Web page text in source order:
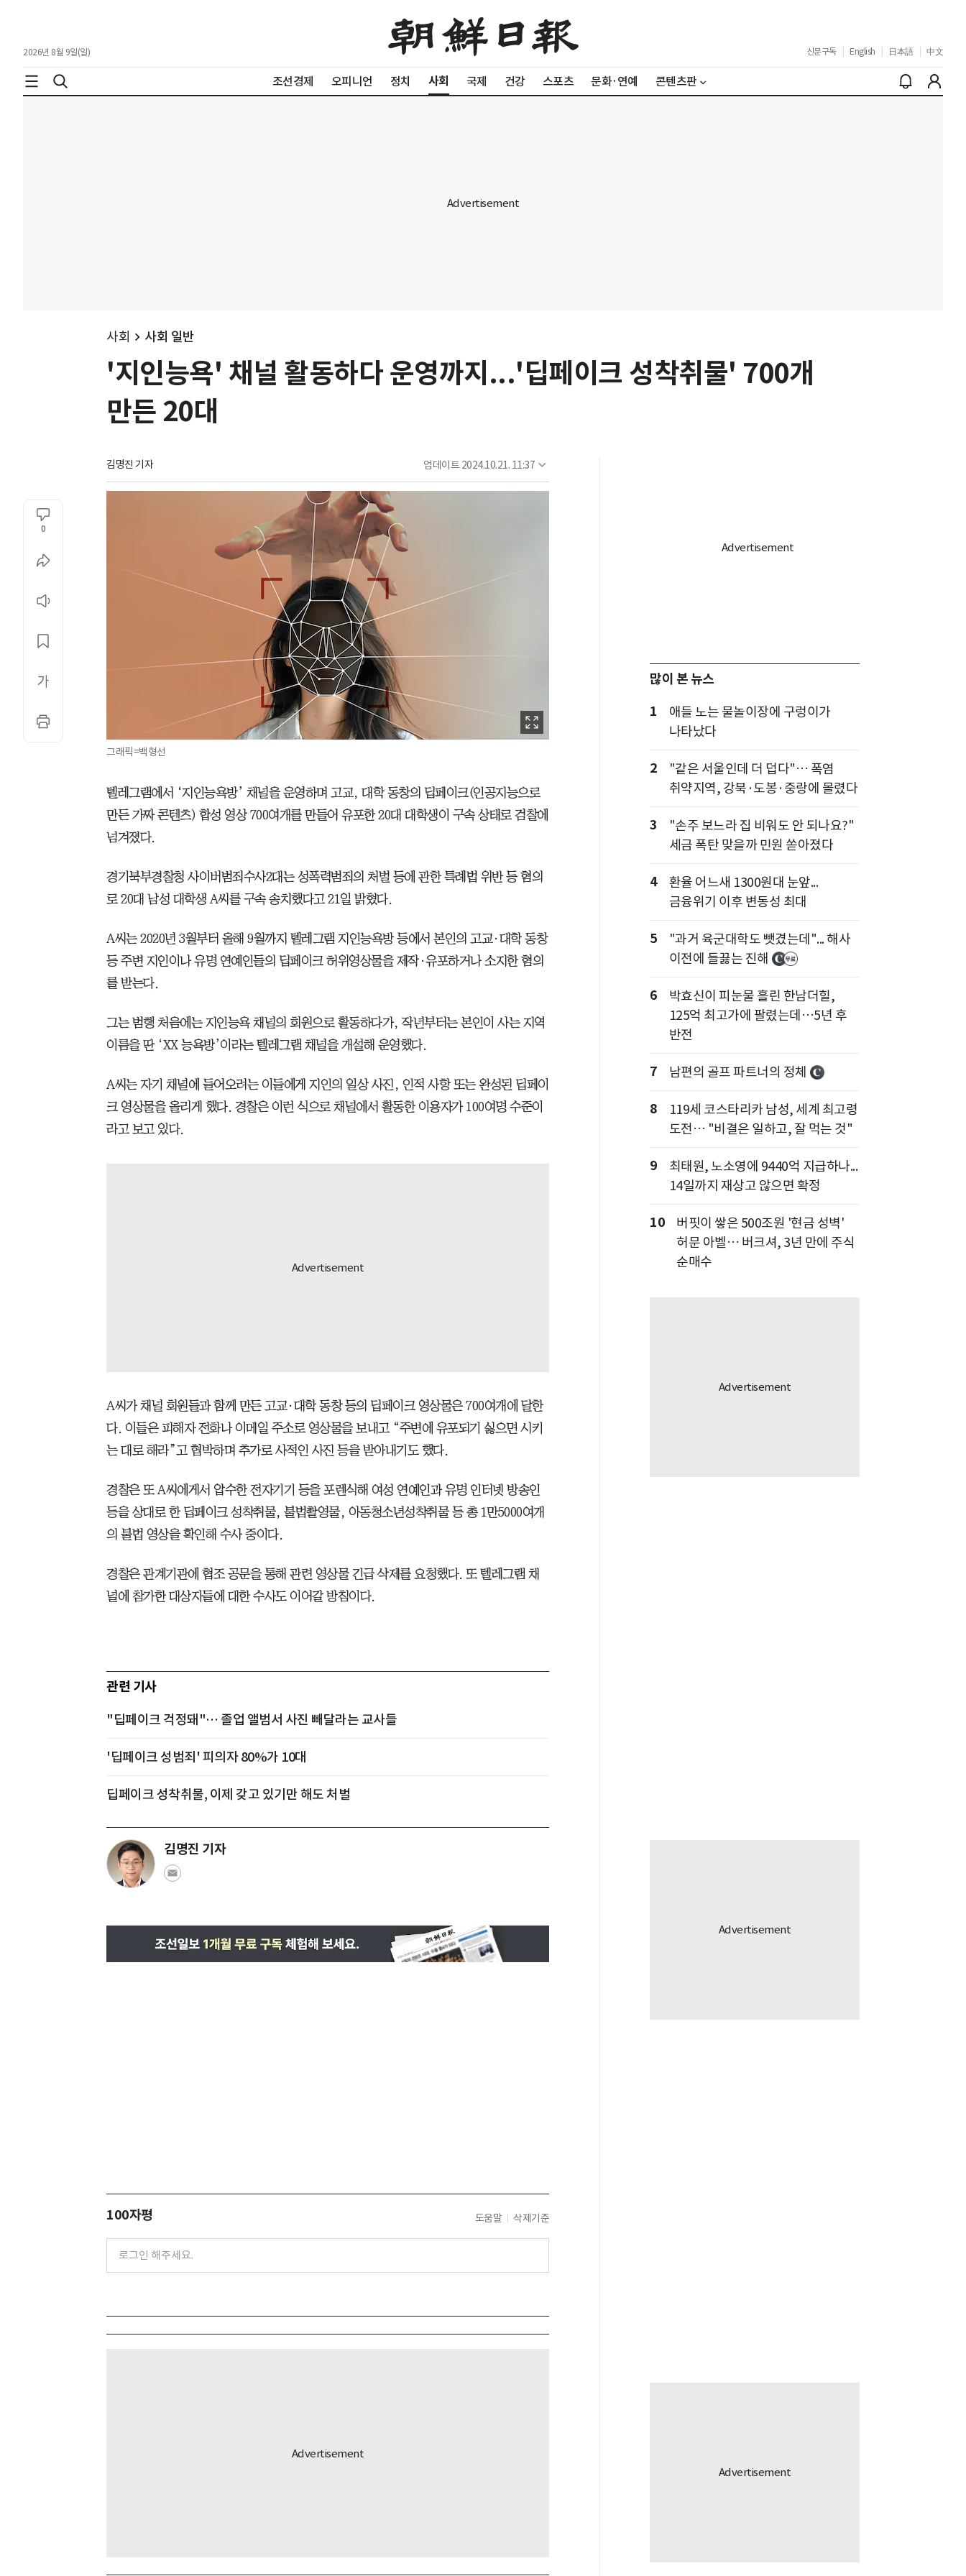
2026년 8월 9일(일) 신문구독 English 日本語 中文
조선경제 오피니언 정치 사회 국제 건강 스포츠 문화·연예 콘텐츠판
사회 사회 일반
'지인능욕' 채널 활동하다 운영까지...'딥페이크 성착취물' 700개
만든 20대
김명진 기자 업데이트 2024.10.21. 11:37
0
그래픽=백형선
텔레그램에서 ‘지인능욕방’ 채널을 운영하며 고교, 대학 동창의 딥페이크(인공지능으로
만든 가짜 콘텐츠) 합성 영상 700여개를 만들어 유포한 20대 대학생이 구속 상태로 검찰에
넘겨졌다.
경기북부경찰청 사이버범죄수사2대는 성폭력범죄의 처벌 등에 관한 특례법 위반 등 혐의
로 20대 남성 대학생 A씨를 구속 송치했다고 21일 밝혔다.
A씨는 2020년 3월부터 올해 9월까지 텔레그램 지인능욕방 등에서 본인의 고교·대학 동창
등 주변 지인이나 유명 연예인들의 딥페이크 허위영상물을 제작·유포하거나 소지한 혐의
를 받는다.
그는 범행 처음에는 지인능욕 채널의 회원으로 활동하다가, 작년부터는 본인이 사는 지역
이름을 딴 ‘XX 능욕방’이라는 텔레그램 채널을 개설해 운영했다.
A씨는 자기 채널에 들어오려는 이들에게 지인의 일상 사진, 인적 사항 또는 완성된 딥페이
크 영상물을 올리게 했다. 경찰은 이런 식으로 채널에서 활동한 이용자가 100여명 수준이
라고 보고 있다.
A씨가 채널 회원들과 함께 만든 고교·대학 동창 등의 딥페이크 영상물은 700여개에 달한
다. 이들은 피해자 전화나 이메일 주소로 영상물을 보내고 “주변에 유포되기 싫으면 시키
는 대로 해라”고 협박하며 추가로 사적인 사진 등을 받아내기도 했다.
경찰은 또 A씨에게서 압수한 전자기기 등을 포렌식해 여성 연예인과 유명 인터넷 방송인
등을 상대로 한 딥페이크 성착취물, 불법촬영물, 아동청소년성착취물 등 총 1만5000여개
의 불법 영상을 확인해 수사 중이다.
경찰은 관계기관에 협조 공문을 통해 관련 영상물 긴급 삭제를 요청했다. 또 텔레그램 채
널에 참가한 대상자들에 대한 수사도 이어갈 방침이다.
관련 기사
"딥페이크 걱정돼"… 졸업 앨범서 사진 빼달라는 교사들
'딥페이크 성범죄' 피의자 80%가 10대
딥페이크 성착취물, 이제 갖고 있기만 해도 처벌
김명진 기자
100자평 도움말 삭제기준
많이 본 뉴스
1
애들 노는 물놀이장에 구렁이가
나타났다
2
"같은 서울인데 더 덥다"… 폭염
취약지역, 강북·도봉·중랑에 몰렸다
3
"손주 보느라 집 비워도 안 되나요?"
세금 폭탄 맞을까 민원 쏟아졌다
4
환율 어느새 1300원대 눈앞...
금융위기 이후 변동성 최대
5
"과거 육군대학도 뺏겼는데"... 해사
이전에 들끓는 진해
6
박효신이 피눈물 흘린 한남더힐,
125억 최고가에 팔렸는데…5년 후
반전
7 남편의 골프 파트너의 정체
8
119세 코스타리카 남성, 세계 최고령
도전… "비결은 일하고, 잘 먹는 것"
9
최태원, 노소영에 9440억 지급하나...
14일까지 재상고 않으면 확정
10
버핏이 쌓은 500조원 '현금 성벽'
허문 아벨… 버크셔, 3년 만에 주식
순매수